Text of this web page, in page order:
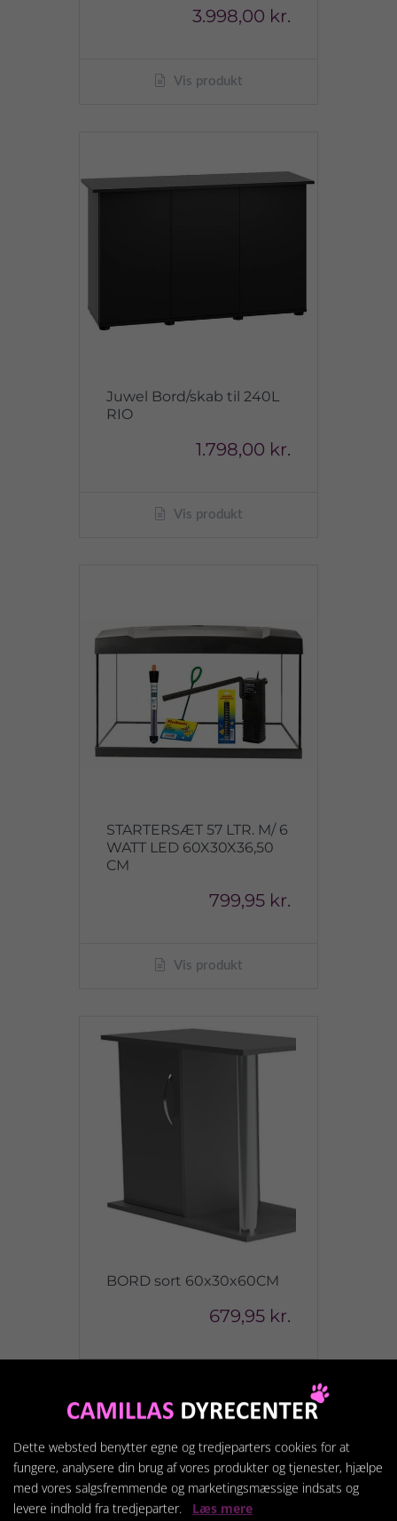
3.998,00 kr.
Vis produkt
Juwel Bord/skab til 240L
RIO
1.798,00 kr.
Vis produkt
STARTERSÆT 57 LTR. M/ 6
WATT LED 60X30X36,50
CM
799,95 kr.
Vis produkt
BORD sort 60x30x60CM
679,95 kr.
Dette websted benytter egne og tredjeparters cookies for at
fungere, analysere din brug af vores produkter og tjenester, hjælpe
med vores salgsfremmende og marketingsmæssige indsats og
levere indhold fra tredjeparter. Læs mere